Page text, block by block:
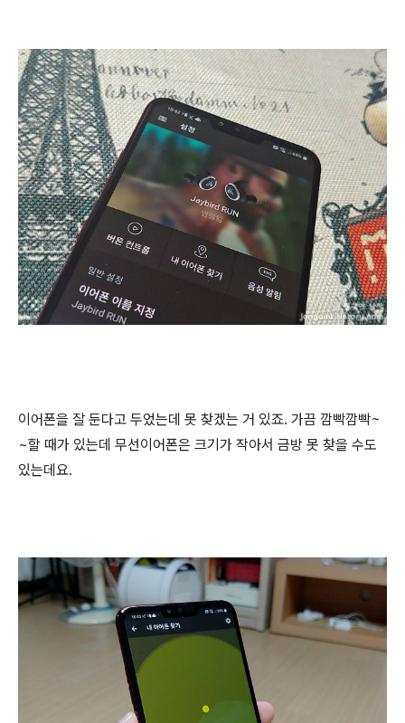
이어폰을 잘 둔다고 두었는데 못 찾겠는 거 있죠. 가끔 깜빡깜빡~
~할 때가 있는데 무선이어폰은 크기가 작아서 금방 못 찾을 수도
있는데요.